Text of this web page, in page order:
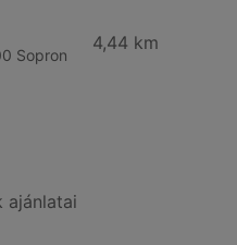
Sopron
4,44 km
ajánlatai